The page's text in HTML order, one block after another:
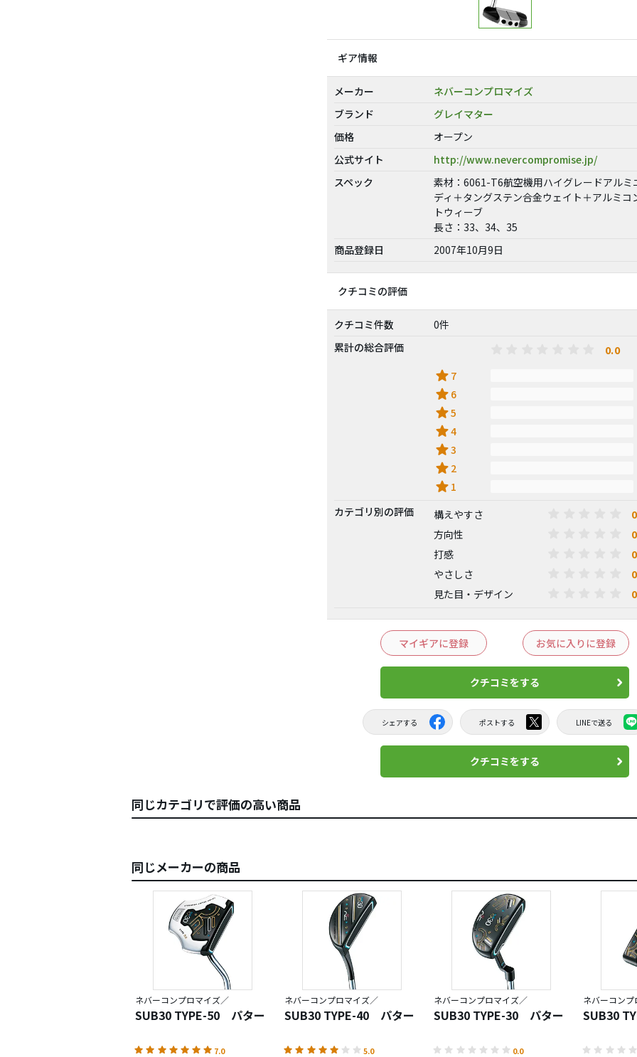
ギア情報
メーカー
ネバーコンプロマイズ
ブランド
グレイマター
価格
オープン
公式サイト
http://www.nevercompromise.jp/
スペック
素材：6061-T6航空機用ハイグレードアルミ
ディ＋タングステン合金ウェイト＋アルミコ
トウィーブ
長さ：33、34、35
商品登録日
2007年10月9日
クチコミの評価
クチコミ件数
0件
累計の総合評価
0.0
star 7
star 6
star5
star4
star3
star 2
star 1
カテゴリ別の評価
構えやすさ
方向性
打感
やさしさ
見た目・デザイン
マイギアに登録 お気に入りに登録
クチコミをする
シェアする ポストする LINEで送る
クチコミをする
同じカテゴリで評価の高い商品
同じメーカーの商品
ネバーコンプロマイズ／
SUB30 TYPE-50 パター
7.0
ネバーコンプロマイズ／
SUB30 TYPE-40 パター
5.0
ネバーコンプロマイズ／
SUB30 TYPE-30 パター
0.0
ネバーコン
SUB30